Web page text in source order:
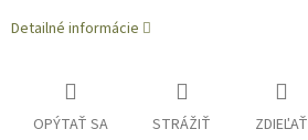
Detailné informácie
OPÝTAŤ SA STRÁŽIŤ ZDIEĽAŤ